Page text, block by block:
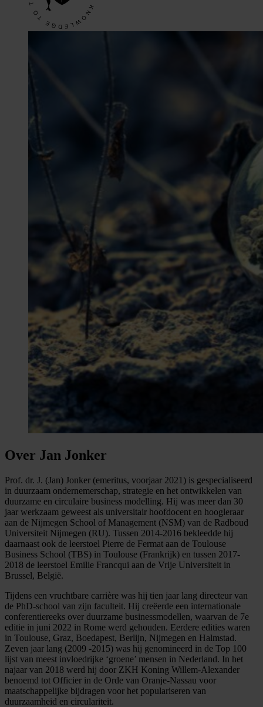
Over Jan Jonker
Prof. dr. J. (Jan) Jonker (emeritus, voorjaar 2021) is gespecialiseerd
in duurzaam ondernemerschap, strategie en het ontwikkelen van
duurzame en circulaire business modelling. Hij was meer dan 30
jaar werkzaam geweest als universitair hoofdocent en hoogleraar
aan de Nijmegen School of Management (NSM) van de Radboud
Universiteit Nijmegen (RU). Tussen 2014-2016 bekleedde hij
daarnaast ook de leerstoel Pierre de Fermat aan de Toulouse
Business School (TBS) in Toulouse (Frankrijk) en tussen 2017-
2018 de leerstoel Emilie Francqui aan de Vrije Universiteit in
Brussel, België.
Tijdens een vruchtbare carrière was hij tien jaar lang directeur van
de PhD-school van zijn faculteit. Hij creëerde een internationale
conferentiereeks over duurzame businessmodellen, waarvan de 7e
editie in juni 2022 in Rome werd gehouden. Eerdere edities waren
in Toulouse, Graz, Boedapest, Berlijn, Nijmegen en Halmstad.
Zeven jaar lang (2009 -2015) was hij genomineerd in de Top 100
lijst van meest invloedrijke ‘groene’ mensen in Nederland. In het
najaar van 2018 werd hij door ZKH Koning Willem-Alexander
benoemd tot Officier in de Orde van Oranje-Nassau voor
maatschappelijke bijdragen voor het populariseren van
duurzaamheid en circulariteit.